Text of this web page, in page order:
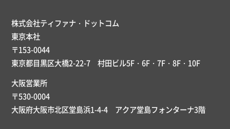
株式会社ティファナ・ドットコム
東京本社
〒153-0044
東京都目黒区大橋2-22-7 村田ビル5F・6F・7F・8F・10F
大阪営業所
〒530-0004
大阪府大阪市北区堂島浜1-4-4 アクア堂島フォンターナ3階